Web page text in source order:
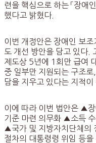
련을 핵심으로 하는 「장애
했다고 밝혔다.
이번 개정안은 장애인 보
도 개선 방안을 담고 있다.
제도상 5년에 1회만 급여
중 일부만 지원되는 구조
담을 지우고 있다는 지적이
이에 따라 이번 법안은 ▲
기준 마련 의무화 ▲소득
▲국가 및 지방자치단체의
절차의 대통령령 위임 등을